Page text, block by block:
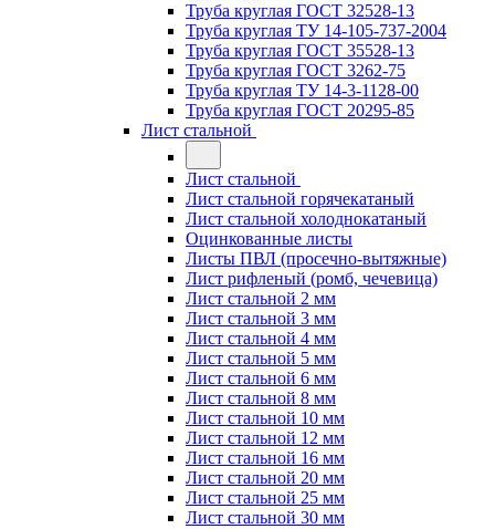
Труба круглая ГОСТ 32528-13
Труба круглая ТУ 14-105-737-2004
Труба круглая ГОСТ 35528-13
Труба круглая ГОСТ 3262-75
Труба круглая ТУ 14-3-1128-00
Труба круглая ГОСТ 20295-85
Лист стальной
Лист стальной
Лист стальной горячекатаный
Лист стальной холоднокатаный
Оцинкованные листы
Листы ПВЛ (просечно-вытяжные)
Лист рифленый (ромб, чечевица)
Лист стальной 2 мм
Лист стальной 3 мм
Лист стальной 4 мм
Лист стальной 5 мм
Лист стальной 6 мм
Лист стальной 8 мм
Лист стальной 10 мм
Лист стальной 12 мм
Лист стальной 16 мм
Лист стальной 20 мм
Лист стальной 25 мм
Лист стальной 30 мм